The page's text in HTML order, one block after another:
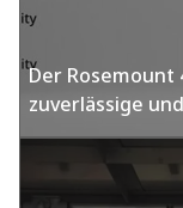
Der Rosemount
zuverlässige
Erdgasanalyse.